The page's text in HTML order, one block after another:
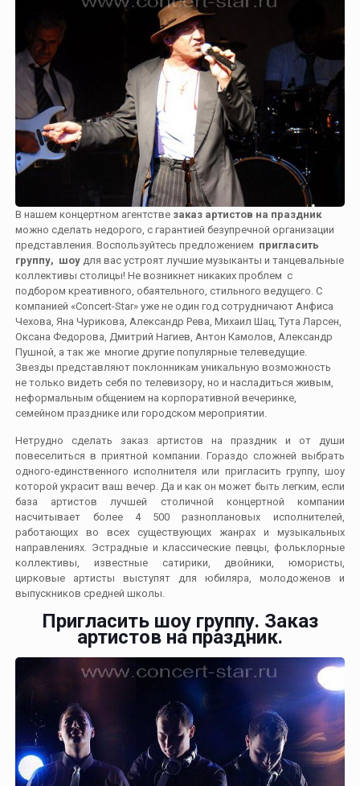
В нашем концертном агентстве заказ артистов на праздник
можно сделать недорого, с гарантией безупречной организации
представления. Воспользуйтесь предложением пригласить
группу, шоу для вас устроят лучшие музыканты и танцевальные
коллективы столицы! Не возникнет никаких проблем с
подбором креативного, обаятельного, стильного ведущего. С
компанией «Concert-Star» уже не один год сотрудничают Анфиса
Чехова, Яна Чурикова, Александр Рева, Михаил Шац, Тута Ларсен,
Оксана Федорова, Дмитрий Нагиев, Антон Камолов, Александр
Пушной, а так же многие другие популярные телеведущие.
Звезды представляют поклонникам уникальную возможность
не только видеть себя по телевизору, но и насладиться живым,
неформальным общением на корпоративной вечеринке,
семейном празднике или городском мероприятии.
Нетрудно сделать заказ артистов на праздник и от души
повеселиться в приятной компании. Гораздо сложней выбрать
одного-единственного исполнителя или пригласить группу, шоу
которой украсит ваш вечер. Да и как он может быть легким, если
база артистов лучшей столичной концертной компании
насчитывает более 4 500 разноплановых исполнителей,
работающих во всех существующих жанрах и музыкальных
направлениях. Эстрадные и классические певцы, фольклорные
коллективы, известные сатирики, двойники, юмористы,
цирковые артисты выступят для юбиляра, молодоженов и
выпускников средней школы.
Пригласить шоу группу. Заказ
артистов на праздник.